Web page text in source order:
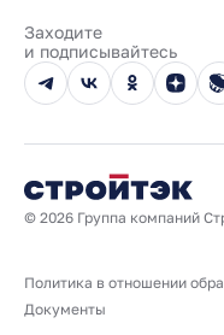
Реализованные
Вопросы и ответы
Новости
Юбилейный год
Заходите
и подписывайтесь
© 2026 Группа компаний
Политика в отношении
Документы